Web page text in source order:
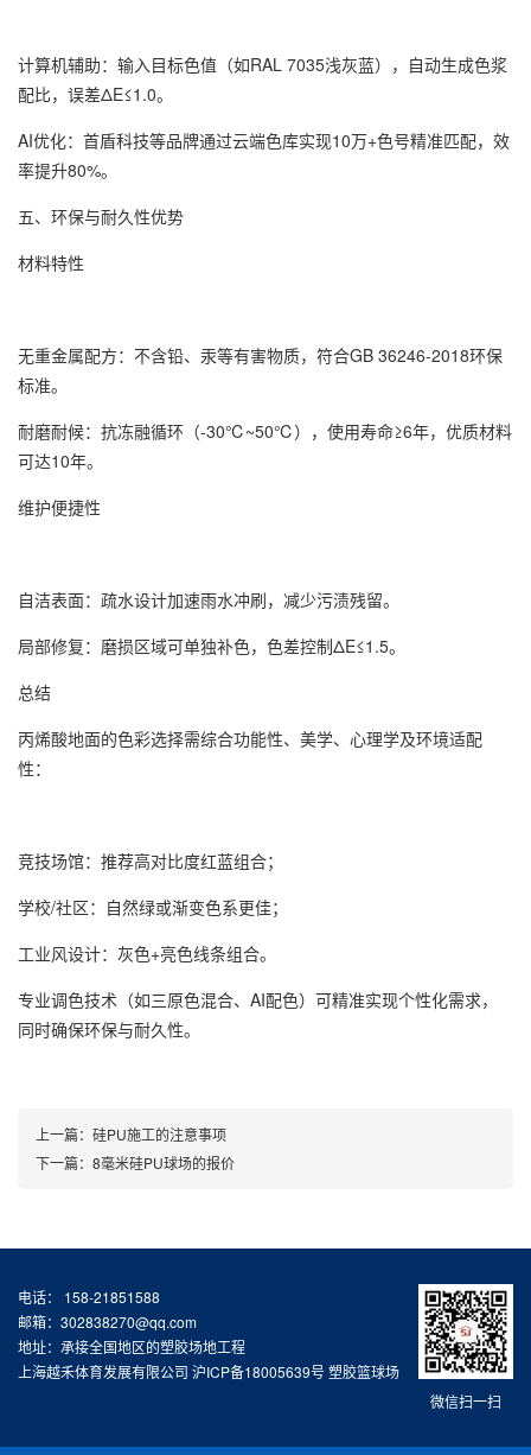
计算机辅助：输入目标色值（如RAL 7035浅灰蓝），自动生成色浆
配比，误差ΔE≤1.0。
AI优化：首盾科技等品牌通过云端色库实现10万+色号精准匹配，效
率提升80%。
五、环保与耐久性优势
材料特性
无重金属配方：不含铅、汞等有害物质，符合GB 36246-2018环保
标准。
耐磨耐候：抗冻融循环（-30℃~50℃），使用寿命≥6年，优质材料
可达10年。
维护便捷性
自洁表面：疏水设计加速雨水冲刷，减少污渍残留。
局部修复：磨损区域可单独补色，色差控制ΔE≤1.5。
总结
丙烯酸地面的色彩选择需综合功能性、美学、心理学及环境适配
性：
竞技场馆：推荐高对比度红蓝组合；
学校/社区：自然绿或渐变色系更佳；
工业风设计：灰色+亮色线条组合。
专业调色技术（如三原色混合、AI配色）可精准实现个性化需求，
同时确保环保与耐久性。
上一篇： 硅PU施工的注意事项
下一篇： 8毫米硅PU球场的报价
微信扫一扫
电话： 158-21851588
邮箱：302838270@qq.com
地址：承接全国地区的塑胶场地工程
上海越禾体育发展有限公司 沪ICP备18005639号塑胶篮球场